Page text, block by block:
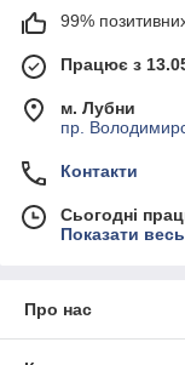
99%
Працює з
м. Лубни
пр.
Контакти
Сьогодні
Показати
Про нас